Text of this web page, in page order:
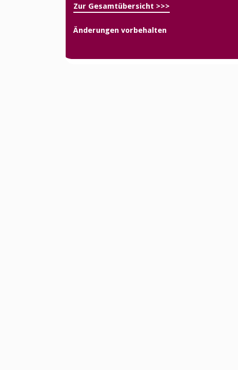
Zur Gesamtübersicht >>>
Änderungen vorbehalten